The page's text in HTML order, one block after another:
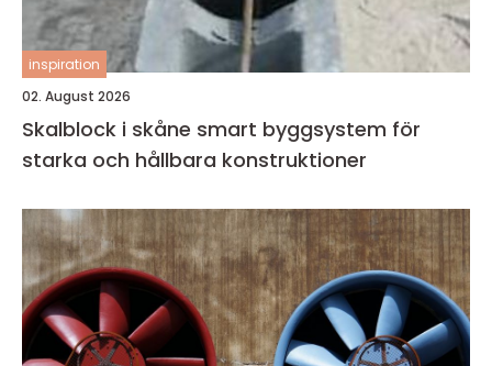
inspiration
02. August 2026
Skalblock i skåne smart byggsystem för
starka och hållbara konstruktioner